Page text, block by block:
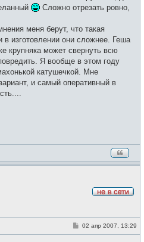
щ
е
и
Сложно отрезать ровно,
меня берут, что такая
в изготовлении они сложнее. Геша
крупняка может свернуть всю
Я вообще в этом году
катушечкой. Мне
и самый оперативный в
е
т
С02 апр 2007, 13:29